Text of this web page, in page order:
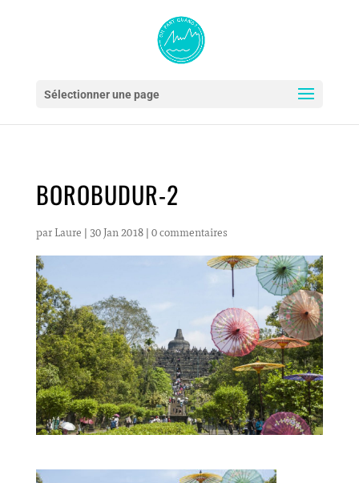
Sélectionner une page
BOROBUDUR-2
par Laure | 30 Jan 2018| 0 commentaires